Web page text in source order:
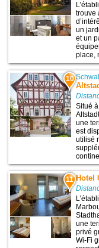
trouve
un
et un
place,
10
Situé
une
est
utilisé
11 Hotel
une
privé
Wi-Fi